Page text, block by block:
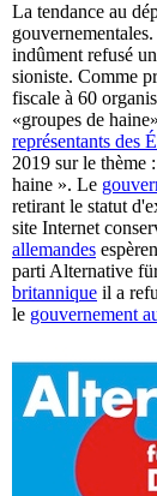
La tendance au
indûment refusé
sioniste. Comme
fiscale à 60
«groupes de
représentants des
2019 sur le thème
haine ». Le
retirant le statut
site Internet
allemandes
parti Alternative
britannique il a
le gouvernement